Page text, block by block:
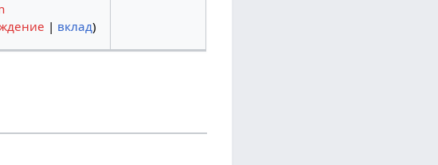
| вклад)